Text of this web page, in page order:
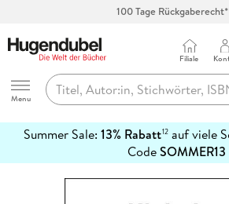
100 Tage
Hugendubel
Menu
Filiale
Summer Sale: 13% Rabatt12auf viele
CodeSOMMER13
erfahren